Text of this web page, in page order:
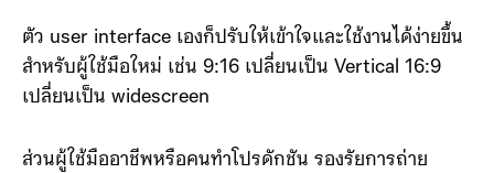
ตัว user interface เองก็ปรับให้เข้าใจและใช้งานได้ง่ายขึ้น
สำหรับผู้ใช้มือใหม่ เช่น 9:16 เปลี่ยนเป็น Vertical 16:9
เปลี่ยนเป็น widescreen
ส่วนผู้ใช้มืออาชีพหรือคนทำโปรดักชัน รองรัยการถ่าย